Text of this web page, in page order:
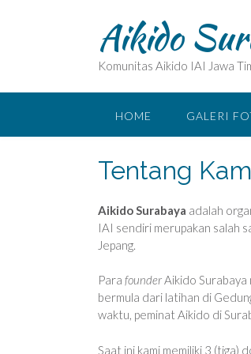
Aikido
Komunitas Aikido IAI Jawa
HOME GALERI
Tentang
Aikido Surabaya adalah
IAI sendiri merupakan salah
Jepang.
Para founderAikido
bermula dari latihan di
waktu, peminat Aikido di
Saat ini kami memiliki 3